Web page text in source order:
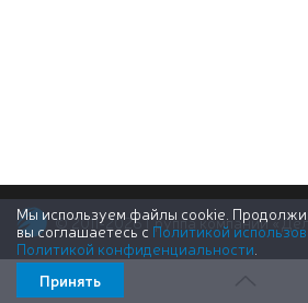
© 2011-2026 Группа компаний
Мы используем файлы cookie.
вы соглашаетесь с Политикой
Политикой конфиденциальности
Принять